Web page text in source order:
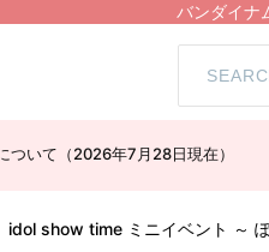
バンダイナ
ついて（2026年7月28日現在）
idol show time ミニイベント ～